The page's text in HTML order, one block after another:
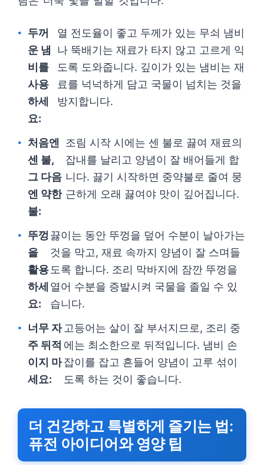
두꺼
운 냄
비를
사용
하세
요:
열 전도율이 좋고 두께가 있는 무쇠 냄비
나 뚝배기는 재료가 타지 않고 고르게 익
도록 도와줍니다. 깊이가 있는 냄비는 재
료를 넉넉하게 담고 국물이 넘치는 것을
방지합니다.
처음엔
센 불,
그 다음
엔 약한
불:
조림 시작 시에는 센 불로 끓여 재료의
잡내를 날리고 양념이 잘 배어들게 합
니다. 끓기 시작하면 중약불로 줄여 뭉
근하게 오래 끓여야 맛이 깊어집니다.
뚜껑
을
활용
하세
요:
끓이는 동안 뚜껑을 덮어 수분이 날아가는
것을 막고, 재료 속까지 양념이 잘 스며들
도록 합니다. 조리 막바지에 잠깐 뚜껑을
열어 수분을 증발시켜 국물을 졸일 수 있
습니다.
너무 자
주 뒤적
이지 마
세요:
고등어는 살이 잘 부서지므로, 조리 중
에는 최소한으로 뒤적입니다. 냄비 손
잡이를 잡고 흔들어 양념이 고루 섞이
도록 하는 것이 좋습니다.
더 건강하고 특별하게 즐기는 법:
퓨전 아이디어와 영양 팁